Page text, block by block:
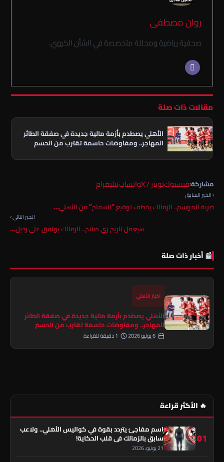
روان مصطفى
صحفية رياضية ومحللة متخصصة في الشأن الكروي.
مقالات ذات صلة
الأهلي يصطدم بأزمة مالية جديدة في صفقة الطائر
المهاجر.. ومفاوضات حاسمة تقترب من الحسم
مشاركة:فيسبوكتويتر / X واتسابتيليغرام
‹ الخبر السابق
ضربة الموسم.. الزمالك يخطف توقيع “السفاح” من الأهلي…
الخبر التالي ›
هيعمل تاريخ زي صلاح.. الزمالك يوافق على رحيل…
📰 أخبار ذات صلة
اخبار الأهلي
الأهلي يصطدم بأزمة مالية جديدة في صفقة الطائر
المهاجر.. ومفاوضات حاسمة تقترب من الحسم
🔥 الأكثر قراءة
01
اسم مفاجئ يتردد بقوة في كواليس الأهلي.. ولاعب
سابق بالزمالك في قلب الحكاية!
21 يونيو، 2026